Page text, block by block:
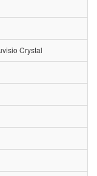
Crystal